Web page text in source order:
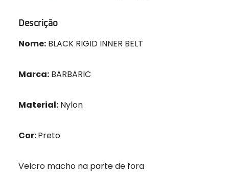
Descrição
Nome: BLACK RIGID INNER BELT
Marca: BARBARIC
Material: Nylon
Cor:Preto
Velcro macho na parte de fora